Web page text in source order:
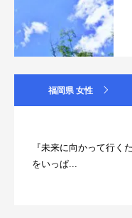
福岡県 女性
『未来に向かって行く
をいっぱ...